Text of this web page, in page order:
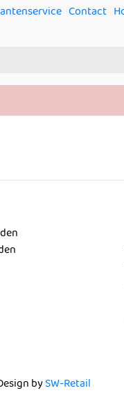
Contact
bySW-Retail